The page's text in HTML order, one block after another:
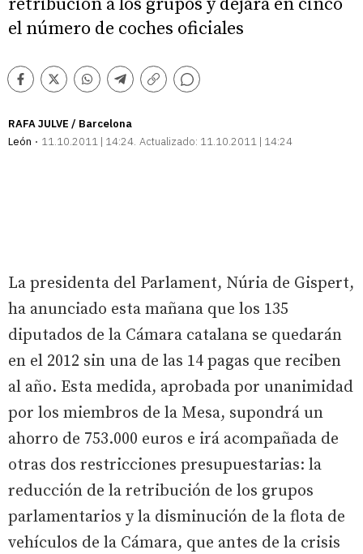
el número de coches oficiales
Facebook
TwitterWhatsappTelegram
Copiar
Comentarios
RAFA JULVE / Barcelona
León
11.10.2011 | 14:24 Actualizado: 11.10.2011 | 14:24
La presidenta del Parlament, Núria de Gispert,
ha anunciado esta mañana que los 135
diputados de la Cámara catalana se quedarán
en el 2012 sin una de las 14 pagas que reciben
al año. Esta medida, aprobada por unanimidad
por los miembros de la Mesa, supondrá un
ahorro de 753.000 euros e irá acompañada de
otras dos restricciones presupuestarias: la
reducción de la retribución de los grupos
parlamentarios y la disminución de la flota de
vehículos de la Cámara, que antes de la crisis